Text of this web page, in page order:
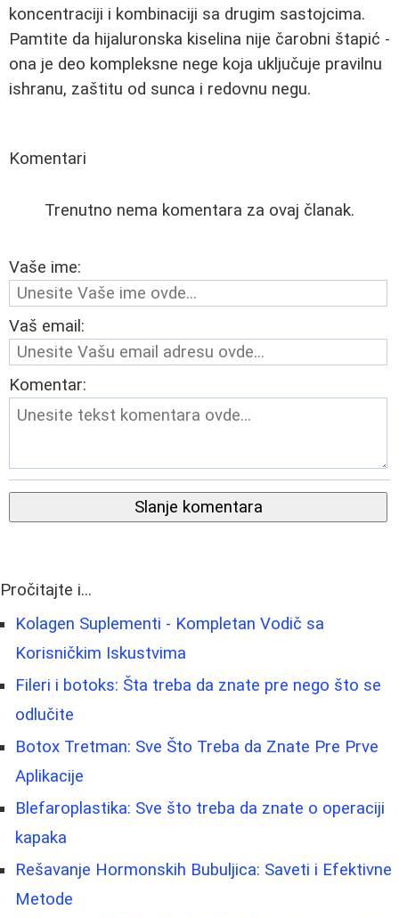
koncentraciji i kombinaciji sa drugim sastojcima.
Pamtite da hijaluronska kiselina nije čarobni štapić -
ona je deo kompleksne nege koja uključuje pravilnu
ishranu, zaštitu od sunca i redovnu negu.
Komentari
Trenutno nema komentara za ovaj članak.
Vaše ime:
Vaš email:
Komentar:
Slanje komentara
Pročitajte i...
Kolagen Suplementi - Kompletan Vodič sa
Korisničkim Iskustvima
Fileri i botoks: Šta treba da znate pre nego što se
odlučite
Botox Tretman: Sve Što Treba da Znate Pre Prve
Aplikacije
Blefaroplastika: Sve što treba da znate o operaciji
kapaka
Rešavanje Hormonskih Bubuljica: Saveti i Efektivne
Metode